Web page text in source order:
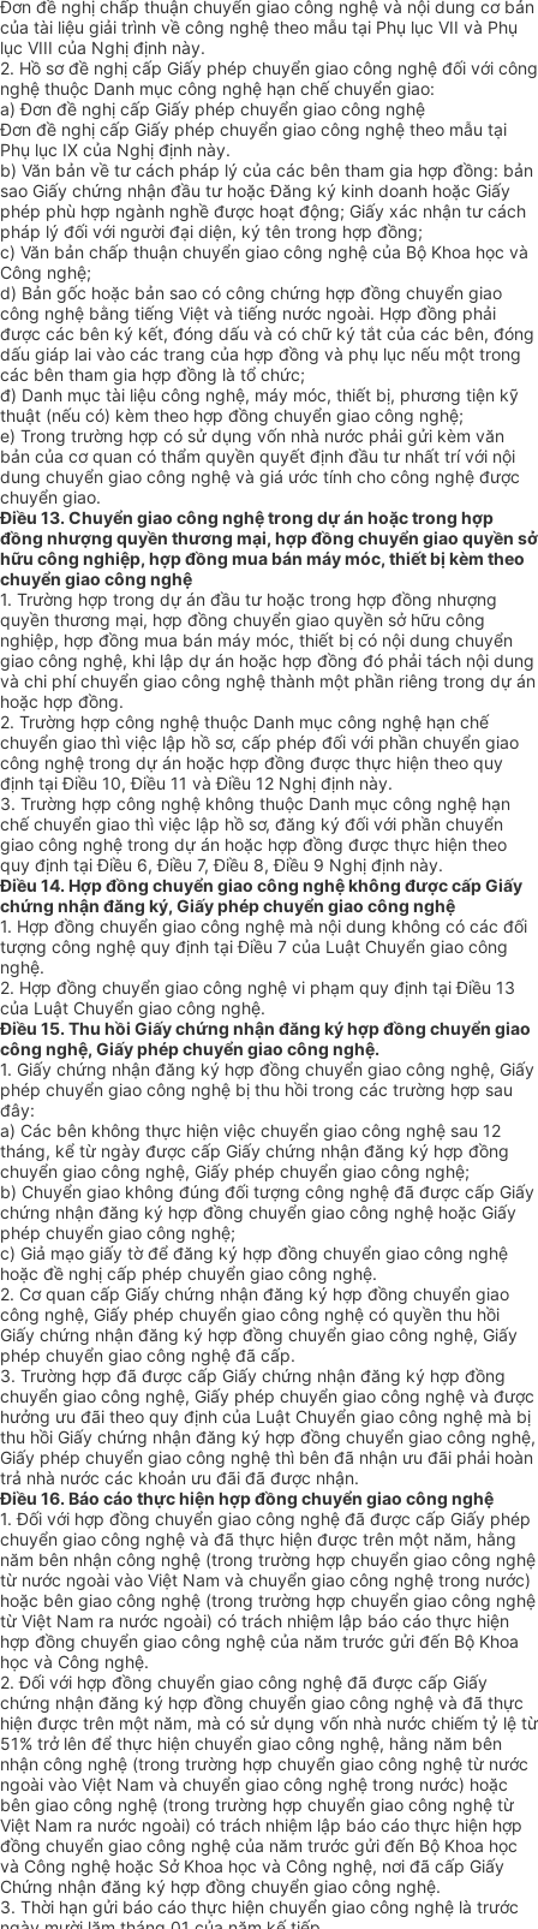
Đơn đề nghị chấp thuận chuyển giao công nghệ và nội dung cơ bản
của tài liệu giải trình về công nghệ theo mẫu tại Phụ lục VII và Phụ
lục VIII của Nghị định này.
2. Hồ sơ đề nghị cấp Giấy phép chuyển giao công nghệ đối với công
nghệ thuộc Danh mục công nghệ hạn chế chuyển giao:
a) Đơn đề nghị cấp Giấy phép chuyển giao công nghệ
Đơn đề nghị cấp Giấy phép chuyển giao công nghệ theo mẫu tại
Phụ lục IX của Nghị định này.
b) Văn bản về tư cách pháp lý của các bên tham gia hợp đồng: bản
sao Giấy chứng nhận đầu tư hoặc Đăng ký kinh doanh hoặc Giấy
phép phù hợp ngành nghề được hoạt động; Giấy xác nhận tư cách
pháp lý đối với người đại diện, ký tên trong hợp đồng;
c) Văn bản chấp thuận chuyển giao công nghệ của Bộ Khoa học và
Công nghệ;
d) Bản gốc hoặc bản sao có công chứng hợp đồng chuyển giao
công nghệ bằng tiếng Việt và tiếng nước ngoài. Hợp đồng phải
được các bên ký kết, đóng dấu và có chữ ký tắt của các bên, đóng
dấu giáp lai vào các trang của hợp đồng và phụ lục nếu một trong
các bên tham gia hợp đồng là tổ chức;
đ) Danh mục tài liệu công nghệ, máy móc, thiết bị, phương tiện kỹ
thuật (nếu có) kèm theo hợp đồng chuyển giao công nghệ;
e) Trong trường hợp có sử dụng vốn nhà nước phải gửi kèm văn
bản của cơ quan có thẩm quyền quyết định đầu tư nhất trí với nội
dung chuyển giao công nghệ và giá ước tính cho công nghệ được
chuyển giao.
Điều 13. Chuyển giao công nghệ trong dự án hoặc trong hợp
đồng nhượng quyền thương mại, hợp đồng chuyển giao quyền sở
hữu công nghiệp, hợp đồng mua bán máy móc, thiết bị kèm theo
chuyển giao công nghệ
1. Trường hợp trong dự án đầu tư hoặc trong hợp đồng nhượng
quyền thương mại, hợp đồng chuyển giao quyền sở hữu công
nghiệp, hợp đồng mua bán máy móc, thiết bị có nội dung chuyển
giao công nghệ, khi lập dự án hoặc hợp đồng đó phải tách nội dung
và chi phí chuyển giao công nghệ thành một phần riêng trong dự án
hoặc hợp đồng.
2. Trường hợp công nghệ thuộc Danh mục công nghệ hạn chế
chuyển giao thì việc lập hồ sơ, cấp phép đối với phần chuyển giao
công nghệ trong dự án hoặc hợp đồng được thực hiện theo quy
định tại Điều 10, Điều 11 và Điều 12 Nghị định này.
3. Trường hợp công nghệ không thuộc Danh mục công nghệ hạn
chế chuyển giao thì việc lập hồ sơ, đăng ký đối với phần chuyển
giao công nghệ trong dự án hoặc hợp đồng được thực hiện theo
quy định tại Điều 6, Điều 7, Điều 8, Điều 9 Nghị định này.
Điều 14. Hợp đồng chuyển giao công nghệ không được cấp Giấy
chứng nhận đăng ký, Giấy phép chuyển giao công nghệ
1. Hợp đồng chuyển giao công nghệ mà nội dung không có các đối
tượng công nghệ quy định tại Điều 7 của Luật Chuyển giao công
nghệ.
2. Hợp đồng chuyển giao công nghệ vi phạm quy định tại Điều 13
của Luật Chuyển giao công nghệ.
Điều 15. Thu hồi Giấy chứng nhận đăng ký hợp đồng chuyển giao
công nghệ, Giấy phép chuyển giao công nghệ.
1. Giấy chứng nhận đăng ký hợp đồng chuyển giao công nghệ, Giấy
phép chuyển giao công nghệ bị thu hồi trong các trường hợp sau
đây:
a) Các bên không thực hiện việc chuyển giao công nghệ sau 12
tháng, kể từ ngày được cấp Giấy chứng nhận đăng ký hợp đồng
chuyển giao công nghệ, Giấy phép chuyển giao công nghệ;
b) Chuyển giao không đúng đối tượng công nghệ đã được cấp Giấy
chứng nhận đăng ký hợp đồng chuyển giao công nghệ hoặc Giấy
phép chuyển giao công nghệ;
c) Giả mạo giấy tờ để đăng ký hợp đồng chuyển giao công nghệ
hoặc đề nghị cấp phép chuyển giao công nghệ.
2. Cơ quan cấp Giấy chứng nhận đăng ký hợp đồng chuyển giao
công nghệ, Giấy phép chuyển giao công nghệ có quyền thu hồi
Giấy chứng nhận đăng ký hợp đồng chuyển giao công nghệ, Giấy
phép chuyển giao công nghệ đã cấp.
3. Trường hợp đã được cấp Giấy chứng nhận đăng ký hợp đồng
chuyển giao công nghệ, Giấy phép chuyển giao công nghệ và được
hưởng ưu đãi theo quy định của Luật Chuyển giao công nghệ mà bị
thu hồi Giấy chứng nhận đăng ký hợp đồng chuyển giao công nghệ,
Giấy phép chuyển giao công nghệ thì bên đã nhận ưu đãi phải hoàn
trả nhà nước các khoản ưu đãi đã được nhận.
Điều 16. Báo cáo thực hiện hợp đồng chuyển giao công nghệ
1. Đối với hợp đồng chuyển giao công nghệ đã được cấp Giấy phép
chuyển giao công nghệ và đã thực hiện được trên một năm, hằng
năm bên nhận công nghệ (trong trường hợp chuyển giao công nghệ
từ nước ngoài vào Việt Nam và chuyển giao công nghệ trong nước)
hoặc bên giao công nghệ (trong trường hợp chuyển giao công nghệ
từ Việt Nam ra nước ngoài) có trách nhiệm lập báo cáo thực hiện
hợp đồng chuyển giao công nghệ của năm trước gửi đến Bộ Khoa
học và Công nghệ.
2. Đối với hợp đồng chuyển giao công nghệ đã được cấp Giấy
chứng nhận đăng ký hợp đồng chuyển giao công nghệ và đã thực
hiện được trên một năm, mà có sử dụng vốn nhà nước chiếm tỷ lệ từ
51% trở lên để thực hiện chuyển giao công nghệ, hằng năm bên
nhận công nghệ (trong trường hợp chuyển giao công nghệ từ nước
ngoài vào Việt Nam và chuyển giao công nghệ trong nước) hoặc
bên giao công nghệ (trong trường hợp chuyển giao công nghệ từ
Việt Nam ra nước ngoài) có trách nhiệm lập báo cáo thực hiện hợp
đồng chuyển giao công nghệ của năm trước gửi đến Bộ Khoa học
và Công nghệ hoặc Sở Khoa học và Công nghệ, nơi đã cấp Giấy
Chứng nhận đăng ký hợp đồng chuyển giao công nghệ.
3. Thời hạn gửi báo cáo thực hiện chuyển giao công nghệ là trước